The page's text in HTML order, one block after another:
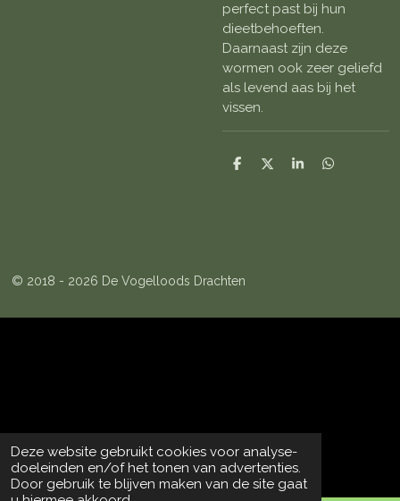
Deze website gebruikt cookies voor analyse-
doeleinden en/of het tonen van advertenties.
Door gebruik te blijven maken van de site gaat
perfect past bij hun
dieetbehoeften.
Daarnaast zijn deze
wormen ook zeer geliefd
als levend aas bij het
vissen.
D
D
S
D
© 2018 - 2026 De Vogelloods Drachten